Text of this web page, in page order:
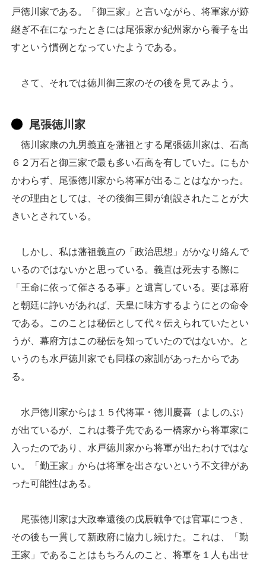
戸徳川家である。「御三家」と言いながら、将軍家が跡
継ぎ不在になったときには尾張家か紀州家から養子を出
すという慣例となっていたようである。
さて、それでは徳川御三家のその後を見てみよう。
尾張徳川家
徳川家康の九男義直を藩祖とする尾張徳川家は、石高
６２万石と御三家で最も多い石高を有していた。にもか
かわらず、尾張徳川家から将軍が出ることはなかった。
その理由としては、その後御三卿が創設されたことが大
きいとされている。
しかし、私は藩祖義直の「政治思想」がかなり絡んで
いるのではないかと思っている。義直は死去する際に
「王命に依って催さるる事」と遺言している。要は幕府
と朝廷に諍いがあれば、天皇に味方するようにとの命令
である。このことは秘伝として代々伝えられていたとい
うが、幕府方はこの秘伝を知っていたのではないか。と
いうのも水戸徳川家でも同様の家訓があったからであ
る。
水戸徳川家からは１５代将軍・徳川慶喜（よしのぶ）
が出ているが、これは養子先である一橋家から将軍家に
入ったのであり、水戸徳川家から将軍が出たわけではな
い。「勤王家」からは将軍を出さないという不文律があ
った可能性はある。
尾張徳川家は大政奉還後の戊辰戦争では官軍につき、
その後も一貫して新政府に協力し続けた。これは、「勤
王家」であることはもちろんのこと、将軍を１人も出せ